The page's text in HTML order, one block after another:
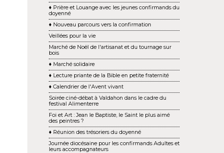
♦ Prière et Louange avec les jeunes confirmands du
doyenné
♦ Nouveau parcours vers la confirmation
Veillées pour la vie
Marché de Noël de l'artisanat et du tournage sur
bois
♦ Marché solidaire
♦ Lecture priante de la Bible en petite fraternité
♦ Calendrier de l'Avent vivant
Soirée ciné-débat à Valdahon dans le cadre du
festival Alimenterre
Foi et Art : Jean le Baptiste, le Saint le plus aimé
des peintres ?
♦ Réunion des trésoriers du doyenné
Journée diocésaine pour les confirmands Adultes et
leurs accompagnateurs